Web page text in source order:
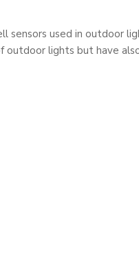
used in outdoor
lights but have